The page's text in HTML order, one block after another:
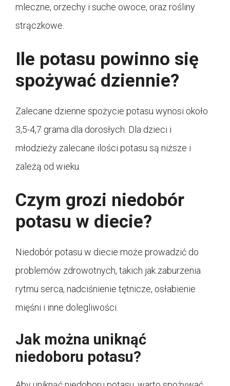
mleczne, orzechy i suche owoce, oraz rośliny
strączkowe.
Ile potasu powinno się
spożywać dziennie?
Zalecane dzienne spożycie potasu wynosi około
3,5-4,7 grama dla dorosłych. Dla dzieci i
młodzieży zalecane ilości potasu są niższe i
zależą od wieku.
Czym grozi niedobór
potasu w diecie?
Niedobór potasu w diecie może prowadzić do
problemów zdrowotnych, takich jak zaburzenia
rytmu serca, nadciśnienie tętnicze, osłabienie
mięśni i inne dolegliwości.
Jak można uniknąć
niedoboru potasu?